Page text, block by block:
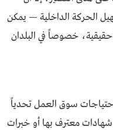
الحركة الداخلية — يمكن
خصوصاً في البلدان
سوق العمل تحدياً
شهادات معترف بها أو خبرات